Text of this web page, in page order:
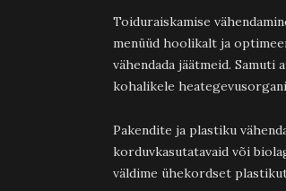
Toiduraiskamise
menüüd hoolikalt ja
vähendada jäätmeid. Samuti
kohalikele
Pakendite ja plastiku
korduvkasutatavaid või
väldime ühekordset